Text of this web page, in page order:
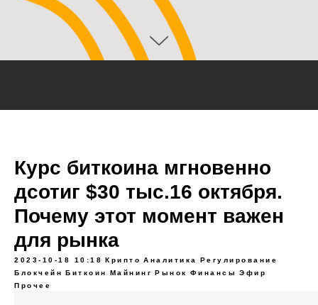
Курс биткоина мгновенно
дсотиг $30 тыс.16 октября.
Почему этот момент важен
для рынка
2023-10-18 10:18 Крипто Аналитика
Регулирование
Блокчейн Биткоин Майнинг Рынок Финансы
Эфир
Прочее